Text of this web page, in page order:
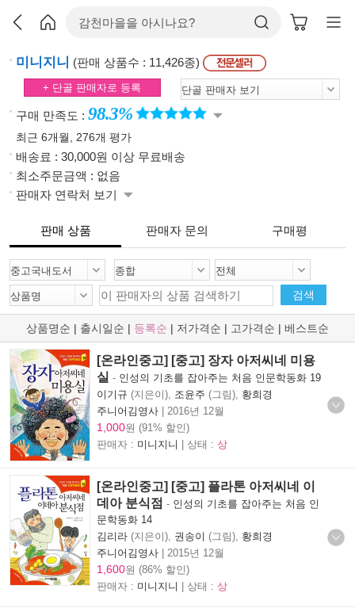
미니지니 (판매 상품수 : 11,426종)
+ 단골 판매자로 등록
구매 만족도 : 98.3%
최근 6개월, 276개 평가
배송료 : 30,000원 이상 무료배송
최소주문금액 : 없음
판매자 연락처 보기
판매 상품 판매자 문의 구매평
검색
상품명순 | 출시일순 | 등록순 | 저가격순 | 고가격순 | 베스트순
[온라인중고] [중고] 장자 아저씨네 미용
실 - 인성의 기초를 잡아주는 처음 인문학동화 19
이기규 (지은이), 조윤주 (그림), 황희경
주니어김영사 | 2016년 12월
1,000원 (91% 할인)
판매자 : 미니지니 | 상태 : 상
[온라인중고] [중고] 플라톤 아저씨네 이
데아 분식점 - 인성의 기초를 잡아주는 처음 인
문학동화 14
김리라 (지은이), 권송이 (그림), 황희경
주니어김영사 | 2015년 12월
1,600원 (86% 할인)
판매자 : 미니지니 | 상태 : 상